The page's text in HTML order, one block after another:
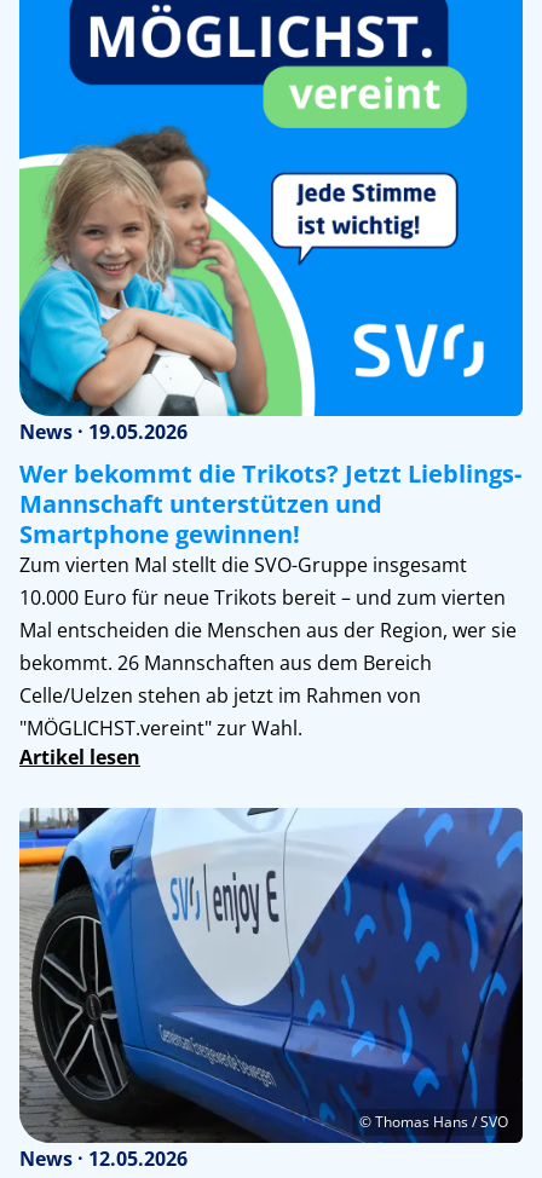
News · 19.05.2026
Wer bekommt die Trikots? Jetzt Lieblings-
Mannschaft unterstützen und
Smartphone gewinnen!
Zum vierten Mal stellt die SVO-Gruppe insgesamt
10.000 Euro für neue Trikots bereit – und zum vierten
Mal entscheiden die Menschen aus der Region, wer sie
bekommt. 26 Mannschaften aus dem Bereich
Celle/Uelzen stehen ab jetzt im Rahmen von
"MÖGLICHST.vereint" zur Wahl.
Artikel lesen
© Thomas Hans / SVO
News · 12.05.2026